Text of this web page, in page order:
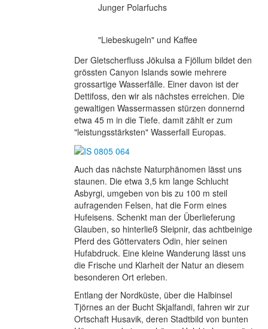
Junger Polarfuchs
"Liebeskugeln" und Kaffee
Der Gletscherfluss Jökulsa a Fjöllum bildet den
grössten Canyon Islands sowie mehrere
grossartige Wasserfälle. Einer davon ist der
Dettifoss, den wir als nächstes erreichen. Die
gewaltigen Wassermassen stürzen donnernd
etwa 45 m in die Tiefe. damit zählt er zum
"leistungsstärksten" Wasserfall Europas.
Auch das nächste Naturphänomen lässt uns
staunen. Die etwa 3,5 km lange Schlucht
Asbyrgi, umgeben von bis zu 100 m steil
aufragenden Felsen, hat die Form eines
Hufeisens. Schenkt man der Überlieferung
Glauben, so hinterließ Sleipnir, das achtbeinige
Pferd des Göttervaters Odin, hier seinen
Hufabdruck. Eine kleine Wanderung lässt uns
die Frische und Klarheit der Natur an diesem
besonderen Ort erleben.
Entlang der Nordküste, über die Halbinsel
Tjörnes an der Bucht Skjalfandi, fahren wir zur
Ortschaft Husavik, deren Stadtbild von bunten